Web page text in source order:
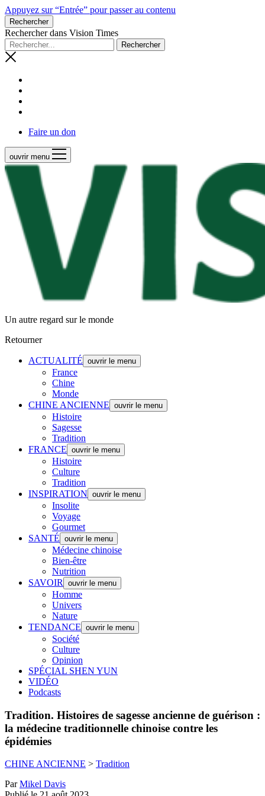
Appuyez sur “Entrée” pour passer au contenu
Rechercher
Rechercher dans Vision Times
Faire un don
ouvrir menu
Un autre regard sur le monde
Retourner
ACTUALITÉ ouvrir le menu
France
Chine
Monde
CHINE ANCIENNE ouvrir le menu
Histoire
Sagesse
Tradition
FRANCE ouvrir le menu
Histoire
Culture
Tradition
INSPIRATION ouvrir le menu
Insolite
Voyage
Gourmet
SANTÉ ouvrir le menu
Médecine chinoise
Bien-être
Nutrition
SAVOIR
ouvrir le menu
Homme
Univers
Nature
TENDANCE ouvrir le menu
Société
Culture
Opinion
SPÉCIAL SHEN YUN
VIDÉO
Podcasts
Tradition. Histoires de sagesse ancienne de guérison :
la médecine traditionnelle chinoise contre les
épidémies
CHINE ANCIENNE > Tradition
ParMikel Davis